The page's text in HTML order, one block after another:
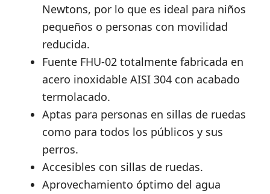
Newtons, por lo que es ideal para niños
pequeños o personas con movilidad
reducida.
Fuente FHU-02 totalmente fabricada en
acero inoxidable AISI 304 con acabado
termolacado.
Aptas para personas en sillas de ruedas
como para todos los públicos y sus
perros.
Accesibles con sillas de ruedas.
Aprovechamiento óptimo del agua